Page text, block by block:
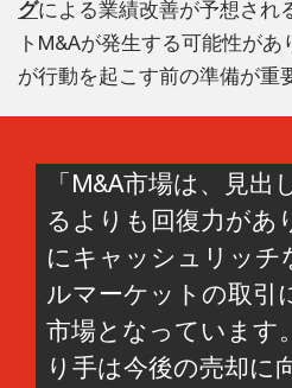
グによる業績改善が予想され
トM&Aが発生する可能性が
が行動を起こす前の準備が重
「M&A市場は、見出
るよりも回復力があ
にキャッシュリッチ
ルマーケットの取引
市場となっています
り手は今後の売却に